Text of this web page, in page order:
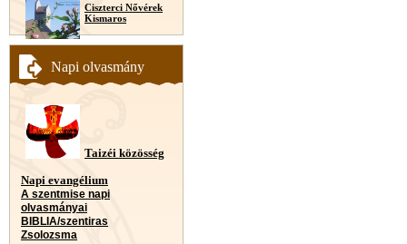
Ciszterci Nővérek
Kismaros
Napi olvasmány
Taizéi közösség
Napi evangélium
A szentmise napi
olvasmányai
BIBLIA/szentiras
Zsolozsma